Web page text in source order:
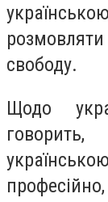
свободу.
Щодо